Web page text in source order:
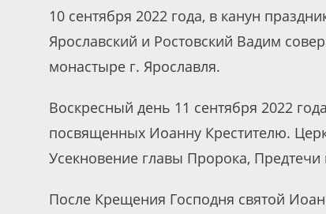
10 сентября 2022 года, в канун
Ярославский и Ростовский Вадим
монастыре г. Ярославля.
Воскресный день 11 сентября 2022
посвященных Иоанну Крестителю.
Усекновение главы Пророка,
После Крещения Господня святой